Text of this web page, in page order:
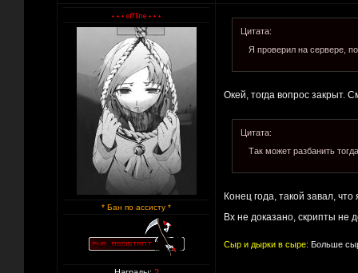
* Бан по ассисту *
Цитата:
Я проверил на сервере,
Окей, тогда вопрос закрыт.
Цитата:
Так может разбанить
Конец года, такой завал, что
Вх не доказано, скрипты не
Сыр и дырки в сыре: Больше